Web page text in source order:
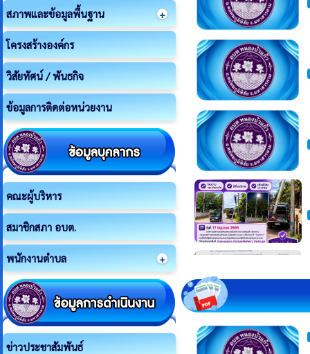
สภาพและข้อมูลพื้นฐาน
โครงสร้างองค์กร
วิสัยทัศน์ / พันธกิจ
ข้อมูลการติดต่อหน่วยงาน
คณะผู้บริหาร
สมาชิกสภา อบต.
พนักงานตำบล
ข่าวประชาสัมพันธ์